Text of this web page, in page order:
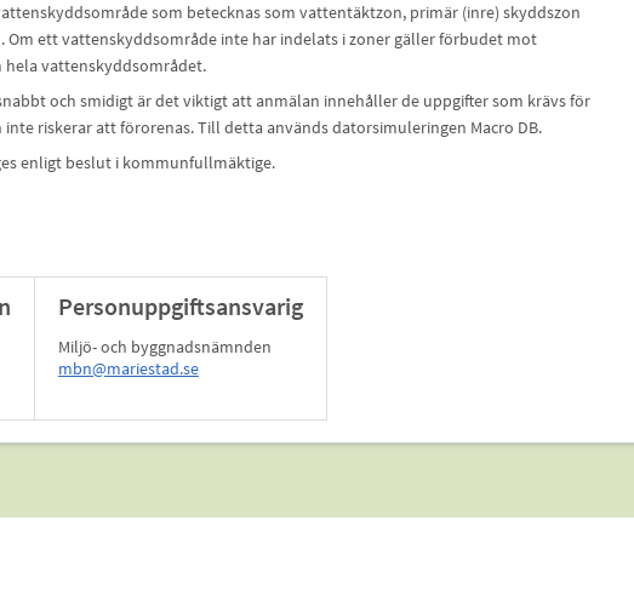
som betecknas som vattentäktzon, primär (inre) skyddszon
Om ett vattenskyddsområde inte har indelats i zoner gäller förbudet mot
vattenskyddsområdet.
och smidigt är det viktigt att anmälan innehåller de uppgifter som krävs för
riskerar att förorenas. Till detta används datorsimuleringen Macro DB.
enligt beslut i kommunfullmäktige.
Personuppgiftsansvarig
Miljö- och byggnadsnämnden
mbn@mariestad.se